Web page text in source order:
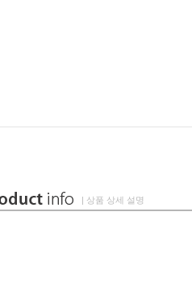
| 상품 상세 설명